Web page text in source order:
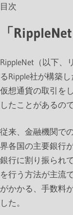
目次
「
RippleNet（以下、
るRipple社が構築
仮想通貨の取引を
したことがあるの
従来、金融機関で
界各国の主要銀行
銀行に割り振られ
を行う方法が主流
がかかる、手数料
した。